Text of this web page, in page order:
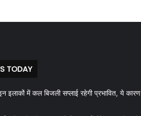
TODAY
इलाकों में कल बिजली सप्लाई रहेगी प्रभावित, ये